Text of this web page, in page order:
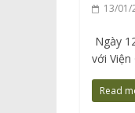
13/01/
Ngày
với
Read